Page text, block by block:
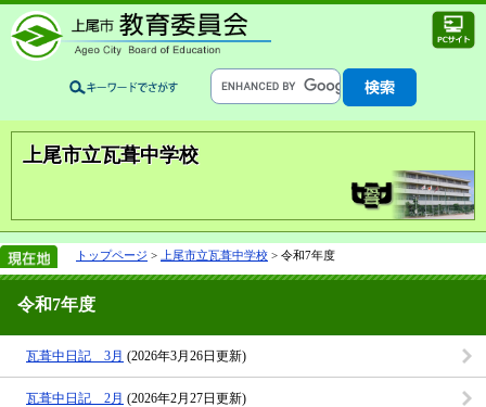
上尾市立瓦葺中学校
トップページ > 上尾市立瓦葺中学校 > 令和7年度
令和7年度
瓦葺中日記 3月 (2026年3月26日更新)
瓦葺中日記 2月 (2026年2月27日更新)